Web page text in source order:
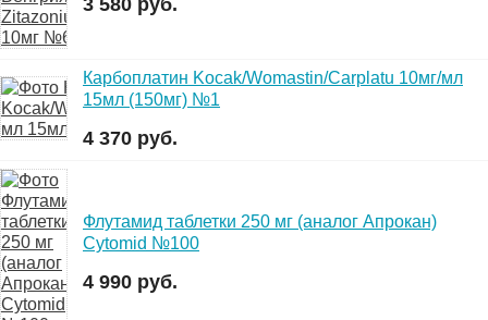
Карбоплатин Kocak/Womastin/Carplatu 10мг/мл
15мл (150мг) №1
4 370 руб.
Флутамид таблетки 250 мг (аналог Апрокан)
Cytomid №100
4 990 руб.